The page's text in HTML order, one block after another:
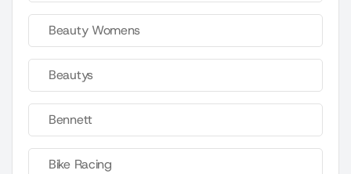
Beauty Womens
Beautys
Bennett
Bike Racing